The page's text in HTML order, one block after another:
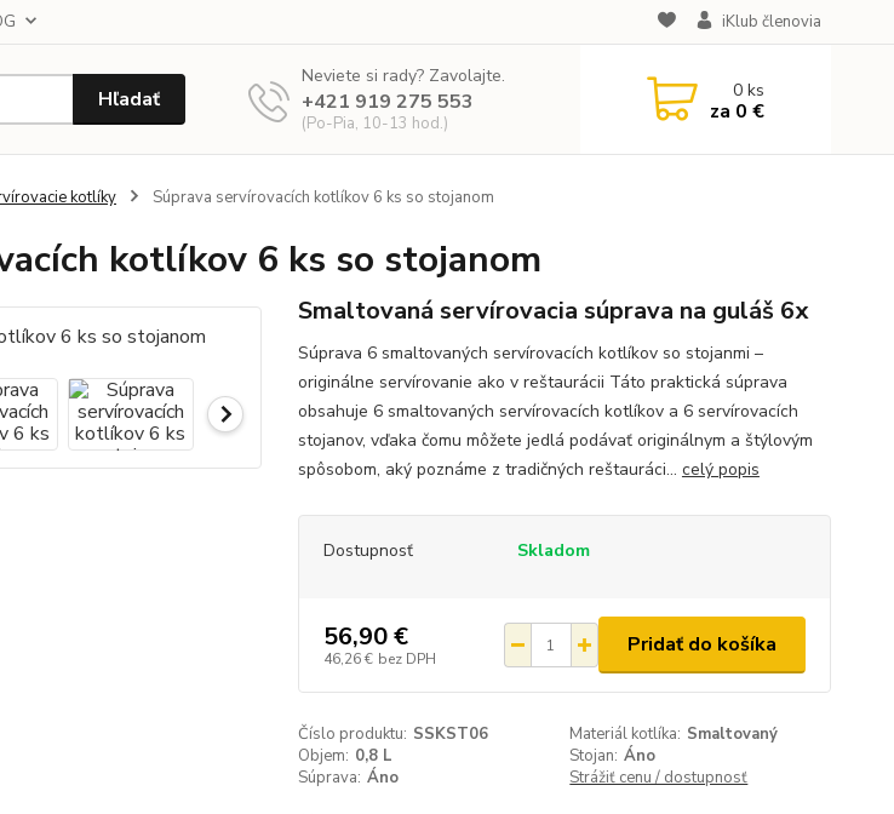
iKlub členovia
Hľadať
Neviete si rady? Zavolajte.
+421 919 275 553
(Po-Pia, 10-13 hod.)
0ks
za 0 €
kotlíky Súprava servírovacích kotlíkov 6 ks so stojanom
kotlíkov 6 ks so stojanom
Smaltovaná servírovacia súprava na guláš 6x
Súprava 6 smaltovaných servírovacích kotlíkov so stojanmi –
originálne servírovanie ako v reštaurácii Táto praktická súprava
obsahuje 6 smaltovaných servírovacích kotlíkov a 6 servírovacích
stojanov, vďaka čomu môžete jedlá podávať originálnym a štýlovým
spôsobom, aký poznáme z tradičných reštauráci... celý popis
Dostupnosť Skladom
56,90 €
46,26 € bez DPH
Pridať do košíka
Číslo produktu: SSKST06 Materiál kotlíka: Smaltovaný
Objem: 0,8 L Stojan: Áno
Súprava: Áno Strážiť cenu / dostupnosť